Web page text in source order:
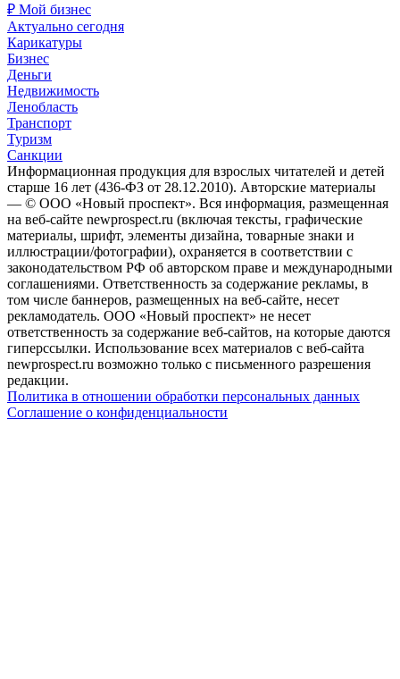
₽ Мой бизнес
Актуально сегодня
Карикатуры
Бизнес
Деньги
Недвижимость
Ленобласть
Транспорт
Туризм
Санкции
Информационная продукция для взрослых читателей и детей
старше 16 лет (436-ФЗ от 28.12.2010). Авторские материалы
— © ООО «Новый проспект». Вся информация, размещенная
на веб-сайте newprospect.ru (включая тексты, графические
материалы, шрифт, элементы дизайна, товарные знаки и
иллюстрации/фотографии), охраняется в соответствии с
законодательством РФ об авторском праве и международными
соглашениями. Ответственность за содержание рекламы, в
том числе баннеров, размещенных на веб-сайте, несет
рекламодатель. ООО «Новый проспект» не несет
ответственность за содержание веб-сайтов, на которые даются
гиперссылки. Использование всех материалов с веб-сайта
newprospect.ru возможно только с письменного разрешения
редакции.
Политика в отношении обработки персональных данных
Соглашение о конфиденциальности